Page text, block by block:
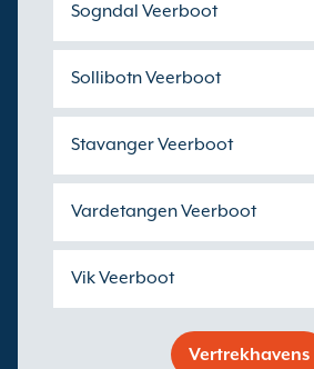
Sogndal Veerboot
Sollibotn Veerboot
Stavanger Veerboot
Vardetangen Veerboot
Vik Veerboot
Vertrekhavens